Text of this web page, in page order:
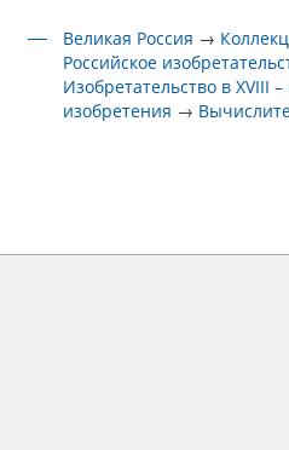
Великая Россия →
Российское
Изобретательство в XVIII
изобретения →